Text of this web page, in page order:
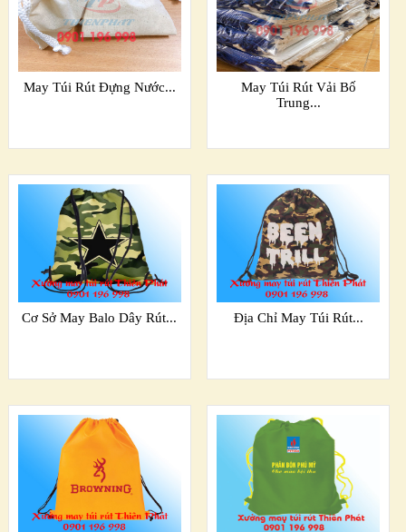
May Túi Rút Đựng Nước...
May Túi Rút Vải Bố
Trung...
Cơ Sở May Balo Dây Rút... Địa Chỉ May Túi Rút...